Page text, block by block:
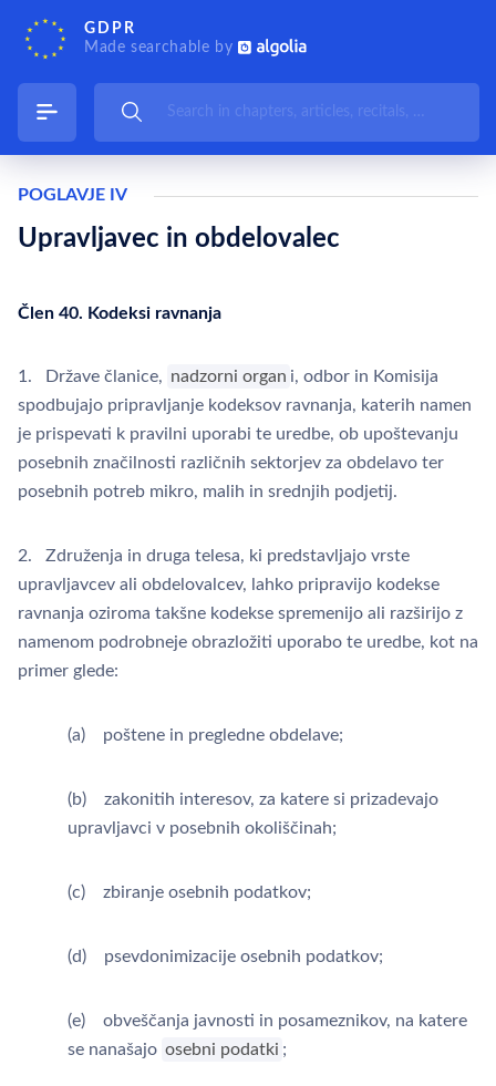
GDPR
Made searchable by
POGLAVJE IV
Upravljavec in obdelovalec
Člen 40. Kodeksi ravnanja
1. Države članice, nadzorni organ i, odbor in Komisija
spodbujajo pripravljanje kodeksov ravnanja, katerih namen
je prispevati k pravilni uporabi te uredbe, ob upoštevanju
posebnih značilnosti različnih sektorjev za obdelavo ter
posebnih potreb mikro, malih in srednjih podjetij.
2. Združenja in druga telesa, ki predstavljajo vrste
upravljavcev ali obdelovalcev, lahko pripravijo kodekse
ravnanja oziroma takšne kodekse spremenijo ali razširijo z
namenom podrobneje obrazložiti uporabo te uredbe, kot na
primer glede:
(a) poštene in pregledne obdelave;
(b) zakonitih interesov, za katere si prizadevajo
upravljavci v posebnih okoliščinah;
(c) zbiranje osebnih podatkov;
(d) psevdonimizacije osebnih podatkov;
(e) obveščanja javnosti in posameznikov, na katere
se nanašajo osebni podatki ;